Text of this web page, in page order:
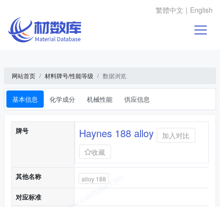
繁體中文 | English
网站首页 材料牌号/性能等级 数据浏览
基本信息 化学成分 机械性能 供应信息
基本信息
牌号 Haynes 188 alloy
加入对比
收藏
其他名称 alloy 188
对应标准